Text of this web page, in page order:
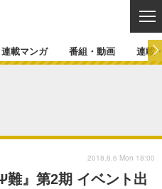
マンガ
カバー
連載一覧
連載マンガ 番組・動画 連載
』第2期 イベント出
2018.8.6 Mon 18:00